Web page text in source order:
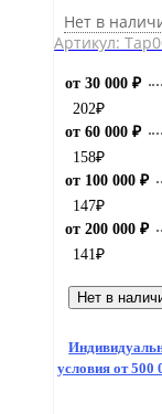
Нет в
Артикул:
от 30 000 ₽
202₽
от 60 000 ₽
158₽
от 100 000 ₽
147₽
от 200 000 ₽
141₽
Нет в
условия от 500